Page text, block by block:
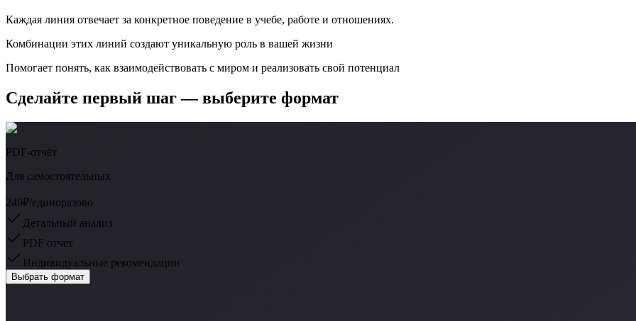
Каждая линия отвечает за конкретное поведение в учебе, работе и отношениях.
Комбинации этих линий создают уникальную роль в вашей жизни
Помогает понять, как взаимодействовать с миром и реализовать свой потенциал
Сделайте первый шаг — выберите формат
PDF-отчёт
Для самостоятельных
249₽/единоразово
Детальный анализ
PDF отчет
Индивидуальные рекомендации
Выбрать формат